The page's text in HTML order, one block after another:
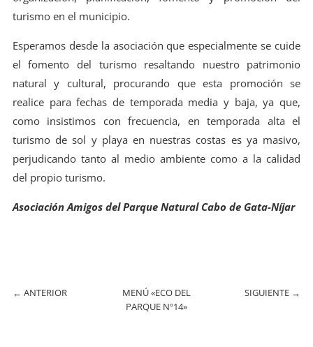
turismo en el municipio.
Esperamos desde la asociación que especialmente se cuide
el fomento del turismo resaltando nuestro patrimonio
natural y cultural, procurando que esta promoción se
realice para fechas de temporada media y baja, ya que,
como insistimos con frecuencia, en temporada alta el
turismo de sol y playa en nuestras costas es ya masivo,
perjudicando tanto al medio ambiente como a la calidad
del propio turismo.
Asociación Amigos del Parque Natural Cabo de Gata-Níjar
← ANTERIOR
MENÚ «ECO DEL
PARQUE Nº14»
SIGUIENTE →